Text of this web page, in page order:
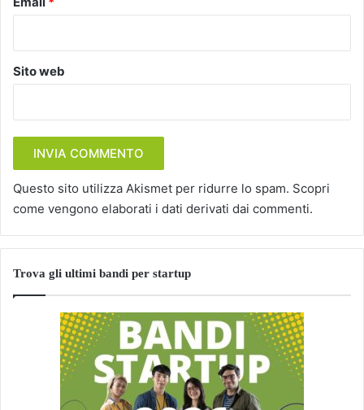
Sito web
Questo sito utilizza Akismet per ridurre lo spam. Scopri
come vengono elaborati i dati derivati dai commenti.
Trova gli ultimi bandi per startup